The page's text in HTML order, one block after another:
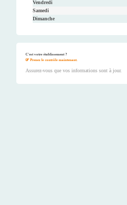
Vendredi
Samedi
Dimanche
C'est votre établissement ?
Prenez le contrôle maintenant.
Assurez-vous que vos informations sont à jour.